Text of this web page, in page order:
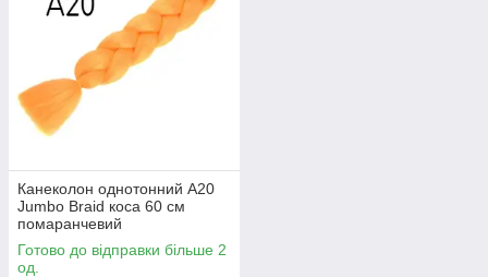
Канеколон однотонний А20
Jumbo Braid коса 60 см
помаранчевий
Готово до відправки більше 2
од.